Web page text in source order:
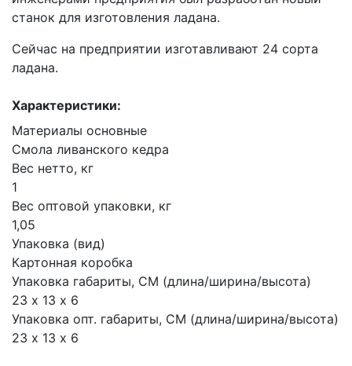
станок для изготовления ладана.
Сейчас на предприятии изготавливают 24 сорта
ладана.
Характеристики:
Материалы основные
Смола ливанского кедра
Вес нетто, кг
1
Вес оптовой упаковки, кг
1,05
Упаковка (вид)
Картонная коробка
Упаковка габариты, СМ (длина/ширина/высота)
23 х 13 х 6
Упаковка опт. габариты, СМ (длина/ширина/высота)
23 х 13 х 6